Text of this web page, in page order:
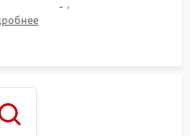
шлейфов, контактов
прохождения и наличия